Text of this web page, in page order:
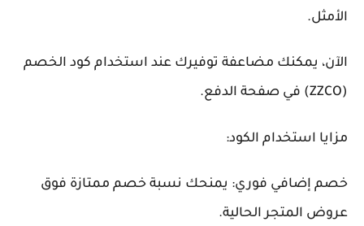
الأمثل.
الآن، يمكنك مضاعفة توفيرك عند استخدام كود الخصم
(ZZCO) في صفحة الدفع.
مزايا استخدام الكود:
خصم إضافي فوري: يمنحك نسبة خصم ممتازة فوق
عروض المتجر الحالية.